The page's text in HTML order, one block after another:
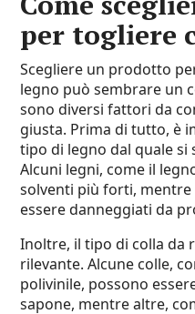
per togliere
Scegliere un prodotto
legno può sembrare un
sono diversi fattori da
giusta. Prima di tutto, è
tipo di legno dal quale si
Alcuni legni, come il
solventi più forti,
essere danneggiati da
Inoltre, il tipo di colla da
rilevante. Alcune colle,
polivinile, possono
sapone, mentre altre,